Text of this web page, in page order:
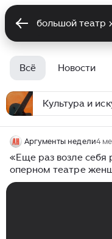
Всё Новости
Культура и
Аргументы недели4
«Еще раз возле себя
оперном театре